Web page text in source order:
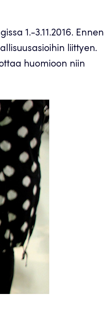
1.-3.11.2016. Ennen
liittyen.
huomioon niin